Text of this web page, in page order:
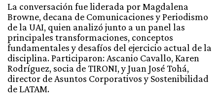
La conversación fue liderada por Magdalena
Browne, decana de Comunicaciones y Periodismo
de la UAI, quien analizó junto a un panel las
principales transformaciones, conceptos
fundamentales y desafíos del ejercicio actual de la
disciplina. Participaron: Ascanio Cavallo, Karen
Rodríguez, socia de TIRONI, y Juan José Tohá,
director de Asuntos Corporativos y Sostenibilidad
de LATAM.